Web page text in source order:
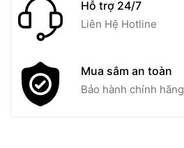
Hỗ trợ 24/7
Liên Hệ Hotline
Mua sắm an toàn
Bảo hành chính hãng